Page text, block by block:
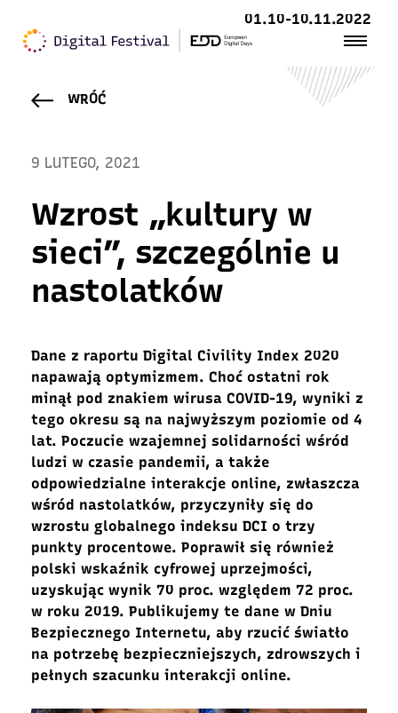
01.10-10.11.2022
WRÓĆ
9 LUTEGO, 2021
Wzrost „kultury w
sieci”, szczególnie u
nastolatków
Dane z raportu Digital Civility Index 2020
napawają optymizmem. Choć ostatni rok
minął pod znakiem wirusa COVID-19, wyniki z
tego okresu są na najwyższym poziomie od 4
lat. Poczucie wzajemnej solidarności wśród
ludzi w czasie pandemii, a także
odpowiedzialne interakcje online, zwłaszcza
wśród nastolatków, przyczyniły się do
wzrostu globalnego indeksu DCI o trzy
punkty procentowe. Poprawił się również
polski wskaźnik cyfrowej uprzejmości,
uzyskując wynik 70 proc. względem 72 proc.
w roku 2019. Publikujemy te dane w Dniu
Bezpiecznego Internetu, aby rzucić światło
na potrzebę bezpieczniejszych, zdrowszych i
pełnych szacunku interakcji online.